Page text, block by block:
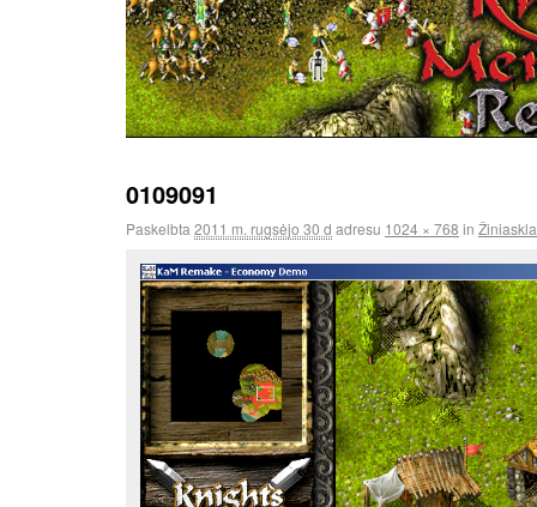
0109091
Paskelbta 2011 m. rugsėjo 30 d adresu 1024 × 768 in